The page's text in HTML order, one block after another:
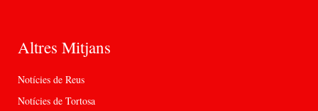
Altres Mitjans
Notícies de Reus
Notícies de Tortosa